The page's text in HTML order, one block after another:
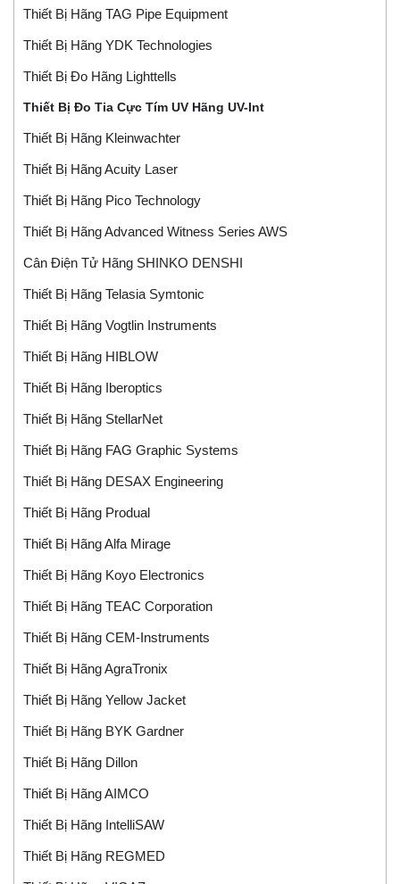
Thiết Bị Hãng TAG Pipe Equipment
Thiết Bị Hãng YDK Technologies
Thiết Bị Đo Hãng Lighttells
Thiết Bị Đo Tia Cực Tím UV Hãng UV-Int
Thiết Bị Hãng Kleinwachter
Thiết Bị Hãng Acuity Laser
Thiết Bị Hãng Pico Technology
Thiết Bị Hãng Advanced Witness Series AWS
Cân Điện Tử Hãng SHINKO DENSHI
Thiết Bị Hãng Telasia Symtonic
Thiết Bị Hãng Vogtlin Instruments
Thiết Bị Hãng HIBLOW
Thiết Bị Hãng Iberoptics
Thiết Bị Hãng StellarNet
Thiết Bị Hãng FAG Graphic Systems
Thiết Bị Hãng DESAX Engineering
Thiết Bị Hãng Produal
Thiết Bị Hãng Alfa Mirage
Thiết Bị Hãng Koyo Electronics
Thiết Bị Hãng TEAC Corporation
Thiết Bị Hãng CEM-Instruments
Thiết Bị Hãng AgraTronix
Thiết Bị Hãng Yellow Jacket
Thiết Bị Hãng BYK Gardner
Thiết Bị Hãng Dillon
Thiết Bị Hãng AIMCO
Thiết Bị Hãng IntelliSAW
Thiết Bị Hãng REGMED